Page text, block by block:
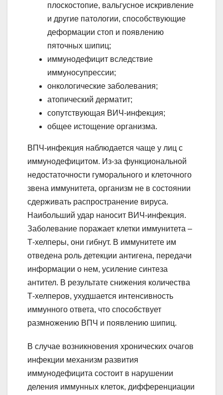
плоскостопие, вальгусное искривление
и другие патологии, способствующие
деформации стоп и появлению
пяточных шипиц;
иммунодефицит вследствие
иммуносупрессии;
онкологические заболевания;
атопический дерматит;
сопутствующая ВИЧ-инфекция;
общее истощение организма.
ВПЧ-инфекция наблюдается чаще у лиц с
иммунодефицитом. Из-за функциональной
недостаточности гуморального и клеточного
звена иммунитета, организм не в состоянии
сдерживать распространение вируса.
Наибольший удар наносит ВИЧ-инфекция.
Заболевание поражает клетки иммунитета –
Т-хелперы, они гибнут. В иммунитете им
отведена роль детекции антигена, передачи
информации о нем, усиление синтеза
антител. В результате снижения количества
Т-хелперов, ухудшается интенсивность
иммунного ответа, что способствует
размножению ВПЧ и появлению шипиц.
В случае возникновения хронических очагов
инфекции механизм развития
иммунодефицита состоит в нарушении
деления иммунных клеток, дифференциации